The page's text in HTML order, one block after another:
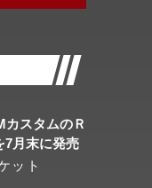
カスタムのＲ
7月末に発売
ット